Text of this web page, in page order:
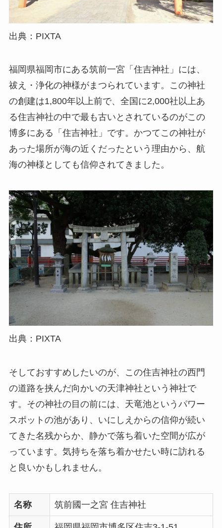
出典：PIXTA
福岡県福岡市にある筑前一宮「住吉神社」には、
祓え・浄化の神様がまつられています。この神社
の創建は1,800年以上前で、全国に2,000社以上あ
る住吉神社の中で最も古いとされているのがこの
博多にある「住吉神社」です。かつてこの神社が
あった場所が海の近くだったという理由から、航
海の神様としても信仰されてきました。
出典：PIXTA
そしておすすめしたいのが、この住吉神社の西門
の道路を挟んだ向かいの天津神社という神社で
す。その神社の目の前には、天竜池というパワー
スポットの池があり、いにしえからの信仰が続い
てきた名残からか、静かで落ち着いた空間が広が
っています。気持ちを落ち着かせたい時に訪れる
と良いかもしれません。
名称 筑前國一之宮 住吉神社